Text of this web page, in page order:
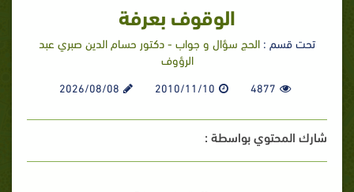
الوقوف بعرفة
تحت قسم : الحج سؤال و جواب - دكتور حسام الدين صبري عبد
الرؤوف
4877
2010/11/10
2026/08/08
شارك المحتوي بواسطة :